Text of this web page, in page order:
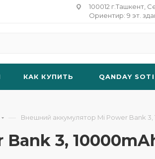
100012 г.Ташкент,
Ориентир: 9 эт.
КАК КУПИТЬ QANDAY
— Внешний аккумулятор Mi Power Bank 3,
3,